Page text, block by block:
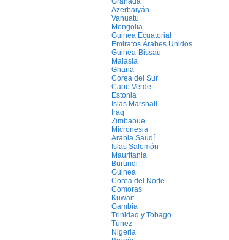
Azerbaiyán
Vanuatu
Mongolia
Guinea Ecuatorial
Emiratos Árabes Unidos
Guinea-Bissau
Malasia
Ghana
Corea del Sur
Cabo Verde
Estonia
Islas Marshall
Iraq
Zimbabue
Micronesia
Arabia Saudí
Islas Salomón
Mauritania
Burundi
Guinea
Corea del Norte
Comoras
Kuwait
Gambia
Trinidad y Tobago
Túnez
Nigeria